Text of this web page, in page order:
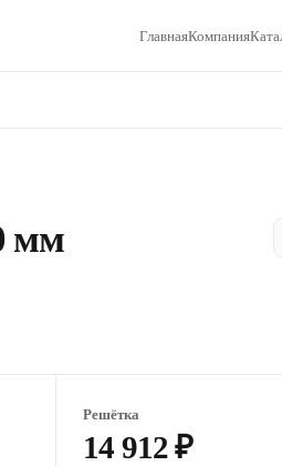
ГлавнаяКомпания
мм
Решётка
14 912 ₽